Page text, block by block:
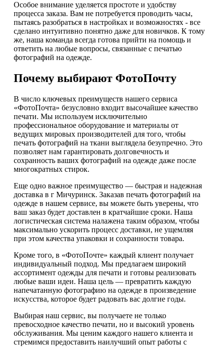
Особое внимание уделяется простоте и удобству
процесса заказа. Вам не потребуется проводить часы,
пытаясь разобраться в настройках и возможностях - все
сделано интуитивно понятно даже для новичков. К тому
же, наша команда всегда готова прийти на помощь и
ответить на любые вопросы, связанные с печатью
фотографий на одежде.
Почему выбирают ФотоПочту
В число ключевых преимуществ нашего сервиса
«ФотоПочта» безусловно входит высочайшее качество
печати. Мы используем исключительно
профессиональное оборудование и материалы от
ведущих мировых производителей для того, чтобы
печать фотографий на ткани выглядела безупречно. Это
позволяет нам гарантировать долговечность и
сохранность ваших фотографий на одежде даже после
многократных стирок.
Еще одно важное преимущество — быстрая и надежная
доставка в г Мичуринск. Заказав печать фотографий на
одежде в нашем сервисе, вы можете быть уверены, что
ваш заказ будет доставлен в кратчайшие сроки. Наша
логистическая система налажена таким образом, чтобы
максимально ускорить процесс доставки, не ущемляя
при этом качества упаковки и сохранности товара.
Кроме того, в «ФотоПочте» каждый клиент получает
индивидуальный подход. Мы предлагаем широкий
ассортимент одежды для печати и готовы реализовать
любые ваши идеи. Наша цель — превратить каждую
напечатанную фотографию на одежде в произведение
искусства, которое будет радовать вас долгие годы.
Выбирая наш сервис, вы получаете не только
превосходное качество печати, но и высокий уровень
обслуживания. Мы ценим каждого нашего клиента и
стремимся предоставить наилучший опыт работы с